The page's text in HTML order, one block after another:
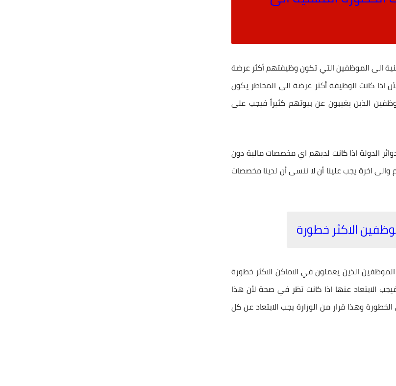
الى الموظفين التي تكون وظيفتهم أكثر عرضة
اذا كانت الوظيفة أكثر عرضة الى المخاطر يكون
الذين يغيبون عن بيوتهم كثيراً فيجب على
الدولة اذا كانت لديهم اي مخصصات مالية دون
اخرة يجب علينا أن لا ننسى أن لدينا مخصصات
الاكثر خطورة
الذين يعملون في الاماكن الاكثر خطورة
الابتعاد عنها اذا كانت تظر في صحة لأن هذا
وهذا قرار من الوزارة يجب الابتعاد عن كل